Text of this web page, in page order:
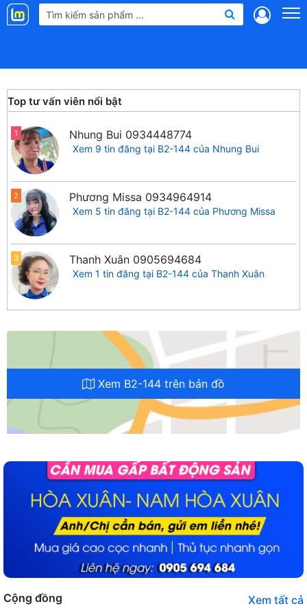
Landmap
Top tư vấn viên nổi bật
1 Nhung Bui 0934448774
Xem 9 tin đăng tại B2-144 của Nhung Bui
2 Phương Missa 0934964914
Xem 5 tin đăng tại B2-144 của Phương Missa
3 Thanh Xuân 0905694684
Xem 1 tin đăng tại B2-144 của Thanh Xuân
Xem B2-144 trên bản đồ
Cộng đồng Xem tất cả